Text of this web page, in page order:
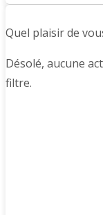
Quel plaisir de
Désolé, aucune
filtre.